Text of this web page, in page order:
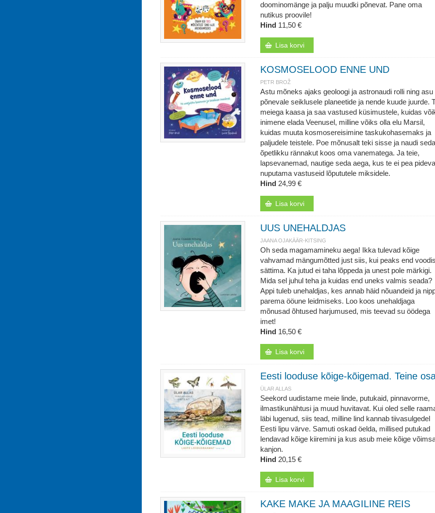
doominomänge ja palju muudki põnevat. Pane oma
nutikus proovile!
Hind 11,50 €
Lisa korvi
KOSMOSELOOD ENNE UND
PETR BROŽ
Astu mõneks ajaks geoloogi ja astronaudi rolli ning asu
põnevale seiklusele planeetide ja nende kuude juurde.
meiega kaasa ja saa vastused küsimustele, kuidas
inimene elada Veenusel, milline võiks olla elu Marsil,
kuidas muuta kosmosereisimine taskukohasemaks ja
paljudele teistele. Poe mõnusalt teki sisse ja naudi seda
õpetlikku rännakut koos oma vanematega. Ja teie,
lapsevanemad, nautige seda aega, kus te ei pea
nuputama vastuseid lõpututele miksidele.
Hind 24,99 €
Lisa korvi
UUS UNEHALDJAS
JAANA OJAKÄÄR-KITSING
Oh seda magamamineku aega! Ikka tulevad kõige
vahvamad mängumõtted just siis, kui peaks end
sättima. Ka jutud ei taha lõppeda ja unest pole märkigi.
Mida sel juhul teha ja kuidas end uneks valmis seada?
Appi tuleb unehaldjas, kes annab häid nõuandeid ja
parema ööune leidmiseks. Loo koos unehaldjaga
mõnusad õhtused harjumused, mis teevad su öödega
imet!
Hind 16,50 €
Lisa korvi
Eesti looduse kõige-kõigemad. Teine
ÜLAR ALLAS
Seekord uudistame meie linde, putukaid, pinnavorme,
ilmastikunähtusi ja muud huvitavat. Kui oled selle
läbi lugenud, siis tead, milline lind kannab tiivasulgedel
Eesti lipu värve. Samuti oskad öelda, millised putukad
lendavad kõige kiiremini ja kus asub meie kõige
kanjon.
Hind 20,15 €
Lisa korvi
KAKE MAKE JA MAAGILINE REIS